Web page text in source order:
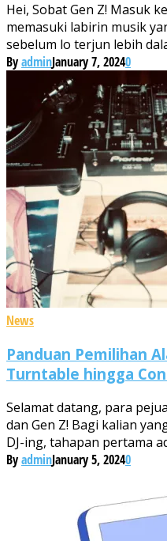
Hei, Sobat Gen Z! Masuk
memasuki labirin musik
sebelum lo terjun lebih
ByadminJanuary 7, 20240
News
Panduan Pemilihan
Turntable hingga
Selamat datang, para
dan Gen Z! Bagi kalian
DJ-ing, tahapan pertama
ByadminJanuary 5, 20240